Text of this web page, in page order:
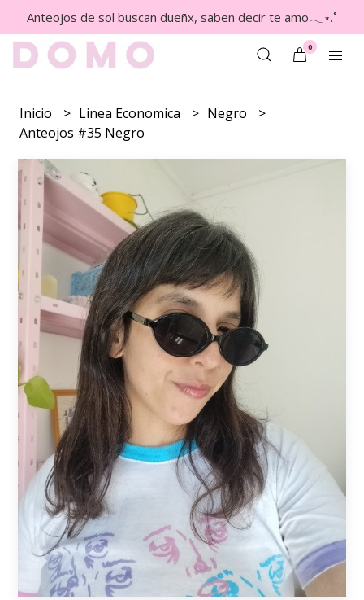
Anteojos de sol buscan dueñx, saben decir te amo𓂃⋆.˚
0
Inicio Linea Economica
Negro
Anteojos #35 Negro